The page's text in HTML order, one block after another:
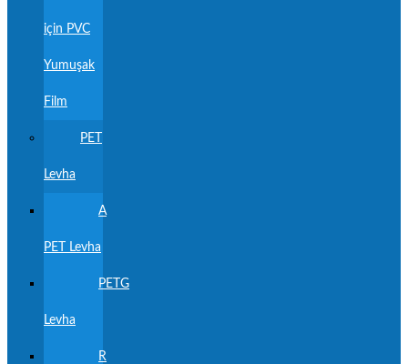
için PVC
Yumuşak
Film
PET
Levha
A
PET Levha
PETG
Levha
R